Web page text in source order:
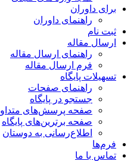
برای داوران
راهنمای داوران
ثبت نام
ارسال مقاله
راهنمای ارسال مقاله
فرم ارسال مقاله
تسهیلات پایگاه
راهنمای صفحات
جستجو در پایگاه
صفحه پرسش‌های متداول
صفحه برترین‌های پایگاه
اطلاع‌رسانی به دوستان
فرم‌ها
تماس با ما